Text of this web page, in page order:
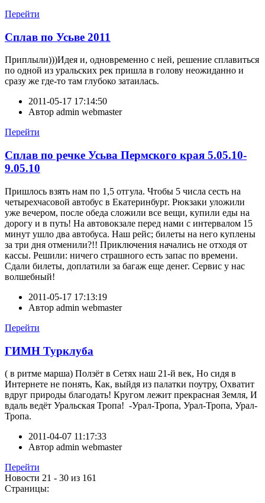
Перейти
Сплав по Усьве 2011
Приплыли)))Идея и, одновременно с ней, решение сплавиться
по одной из уральских рек пришла в голову неожиданно и
сразу же где-то там глубоко затаилась.
2011-05-17 17:14:50
Автор admin webmaster
Перейти
Сплав по речке Усьва Пермского края 5.05.10-
9.05.10
Пришлось взять нам по 1,5 отгула. Чтобы 5 числа сесть на
четырехчасовой автобус в Екатеринбург. Рюкзаки уложили
уже вечером, после обеда сложили все вещи, купили еды на
дорогу и в путь! На автовокзале перед нами с интервалом 15
минут ушло два автобуса. Наш рейс; билеты на него куплены
за три дня отменили?!! Приключения начались не отходя от
кассы. Решили: ничего страшного есть запас по времени.
Сдали билеты, доплатили за багаж еще денег. Сервис у нас
волшебный!
2011-05-17 17:13:19
Автор admin webmaster
Перейти
ГИМН Турклуба
( в ритме марша) Ползёт в Сетях наш 21-й век, Но сидя в
Интернете не понять, Как, выйдя из палатки поутру, Охватит
вдруг природы благодать! Кругом лежит прекрасная Земля, И
вдаль ведёт Уральская Тропа! -Урал-Тропа, Урал-Тропа, Урал-
Тропа.
2011-04-07 11:17:33
Автор admin webmaster
Перейти
Новости 21 - 30 из 161
Страницы: